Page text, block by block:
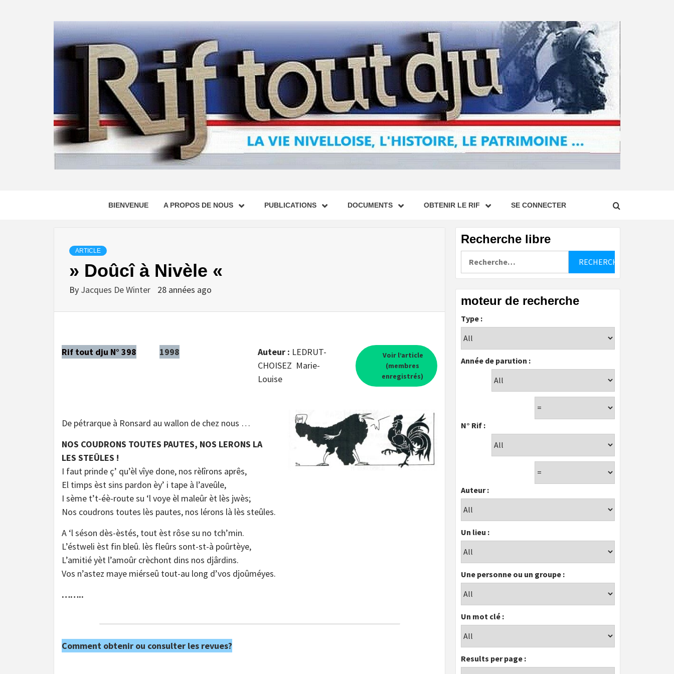
BIENVENUE A PROPOS DE NOUS PUBLICATIONS DOCUMENTS OBTENIR LE RIF SE CONNECTER
ARTICLE
» Doûcî à Nivèle «
By Jacques De Winter 28 années ago
Rif tout dju N° 398 1998 Auteur : LEDRUT-
CHOISEZ Marie-
Louise
Voir l’article
(membres
enregistrés)
De pétrarque à Ronsard au wallon de chez nous …
NOS COUDRONS TOUTES PAUTES, NOS LERONS LA
LES STEÛLES !
I faut prinde ç’ qu’èl vîye done, nos rèlîrons aprês,
El timps èst sins pardon èy’ i tape à l’aveûle,
I sème t’t-éè-route su ‘l voye èl maleûr èt lès jwès;
Nos coudrons toutes lès pautes, nos lérons là lès steûles.
A ‘l séson dès-èstés, tout èst rôse su no tch’min.
L’éstweli èst fin bleû. lès fleûrs sont-st-à poûrtèye,
L’amitié yèt l’amoûr crèchont dins nos djârdins.
Vos n’astez maye miérseû tout-au long d’vos djoûméyes.
……..
Comment obtenir ou consulter les revues?
Recherche libre
moteur de recherche
Type :
Année de parution :
N° Rif :
Auteur :
Un lieu :
Une personne ou un groupe :
Un mot clé :
Results per page :